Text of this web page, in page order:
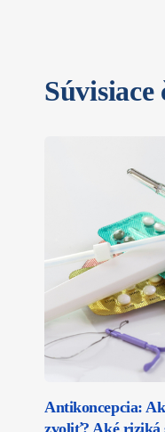
Antikoncepcia: